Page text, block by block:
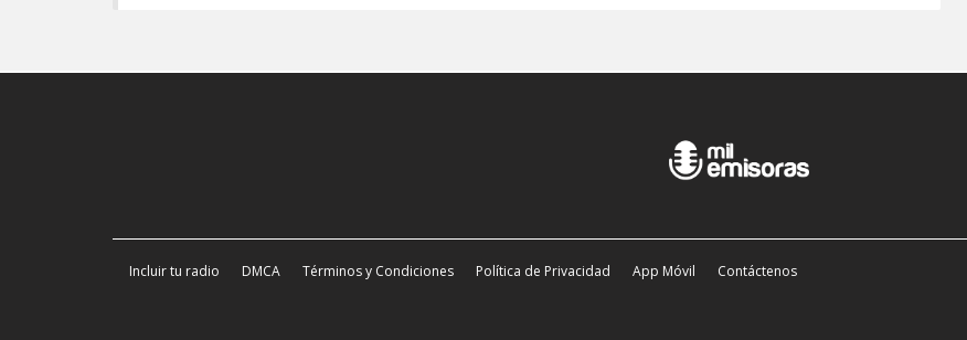
Incluir tu radio DMCA Términos y Condiciones Política de Privacidad App Móvil Contáctenos